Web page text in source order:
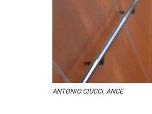
ANTONIO CIUCCI, ANCE